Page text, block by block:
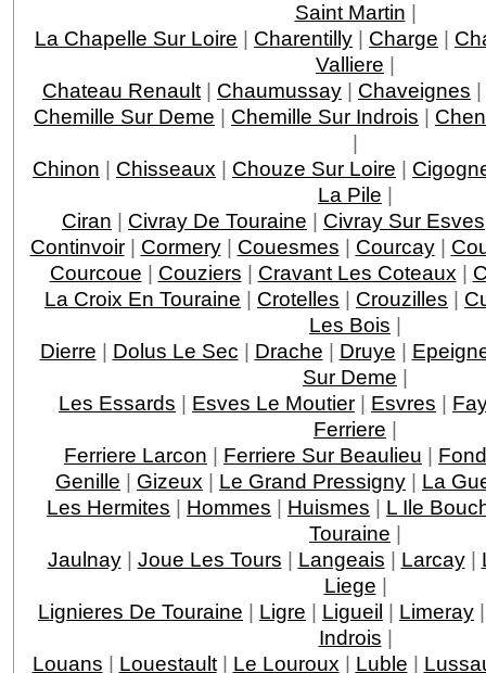
Saint Martin |
La Chapelle Sur Loire | Charentilly | Charge |
Valliere |
Chateau Renault | Chaumussay | Chaveignes |
Chemille Sur Deme | Chemille Sur Indrois |
|
Chinon | Chisseaux | Chouze Sur Loire |
La Pile |
Ciran | Civray De Touraine | Civray Sur Esves
Continvoir| Cormery| Couesmes | Courcay|
Courcoue | Couziers | Cravant Les Coteaux |
La Croix En Touraine | Crotelles | Crouzilles |
Les Bois |
Dierre | Dolus Le Sec | Drache | Druye |
Sur Deme |
Les Essards | Esves Le Moutier | Esvres |
Ferriere |
Ferriere Larcon | Ferriere Sur Beaulieu |
Genille | Gizeux | Le Grand Pressigny | La
Les Hermites | Hommes | Huismes | L Ile
Touraine |
Jaulnay| Joue Les Tours | Langeais | Larcay|
Liege |
Lignieres De Touraine | Ligre | Ligueil | Limeray
Indrois |
Louans | Louestault| Le Louroux | Luble |